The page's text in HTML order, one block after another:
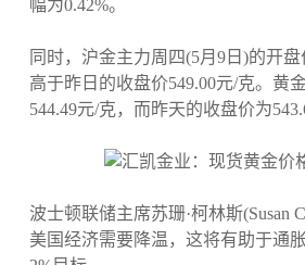
幅为0.42%。
同时，沪金主力周四(5月9日)的开
高于昨日的收盘价549.00元/克。黄
544.49元/克，而昨天的收盘价为
波士顿联储主席苏珊·柯林斯(Susan
美国经济需要降温，这将有助于通